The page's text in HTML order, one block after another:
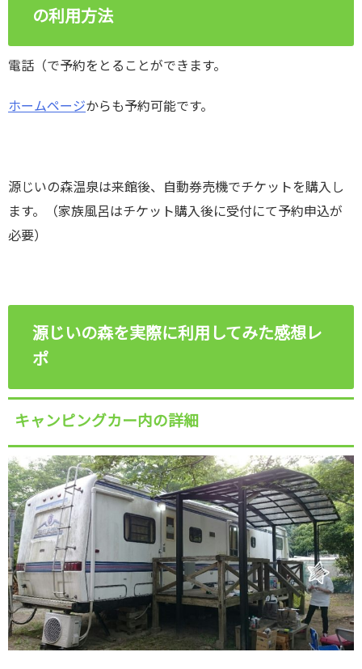
の利用方法
電話（で予約をとることができます。
ホームページからも予約可能です。
源じいの森温泉は来館後、自動券売機でチケットを購入し
ます。（家族風呂はチケット購入後に受付にて予約申込が
必要）
源じいの森を実際に利用してみた感想レ
ポ
キャンピングカー内の詳細